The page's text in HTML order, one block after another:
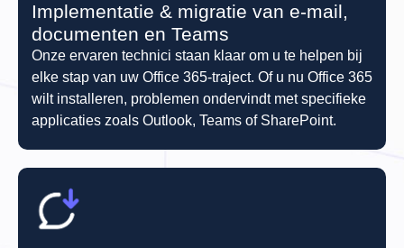
Implementatie & migratie van e-mail,
documenten en Teams
Onze ervaren technici staan klaar om u te helpen bij
elke stap van uw Office 365-traject. Of u nu Office 365
wilt installeren, problemen ondervindt met specifieke
applicaties zoals Outlook, Teams of SharePoint.